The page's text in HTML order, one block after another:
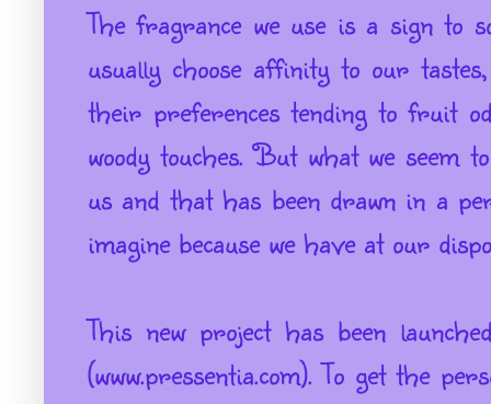
The fragrance we use is a sign to
usually choose affinity to our tastes
their preferences tending to fruit
woody touches. But what we seem to
us and that has been drawn in a
imagine because we have at our
This new project has been
(www.pressentia.com). To get the